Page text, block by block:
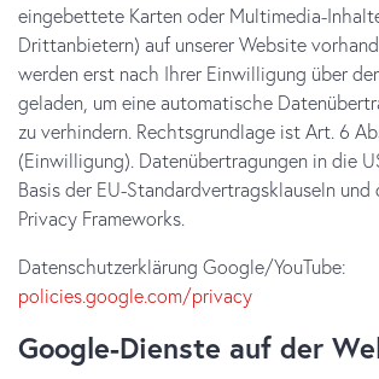
eingebettete Karten oder Multimedia-
Drittanbietern) auf unserer Website
werden erst nach Ihrer Einwilligung über
geladen, um eine automatische
zu verhindern. Rechtsgrundlage ist Art. 6
(Einwilligung). Datenübertragungen in die
Basis der EU-Standardvertragsklauseln und
Privacy Frameworks.
Datenschutzerklärung Google/YouTube:
policies.google.com/privacy
Google-Dienste auf der